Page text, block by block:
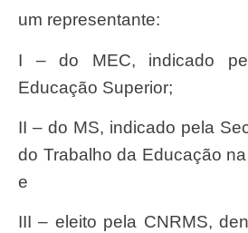
um representante:
I – do MEC, indicado pela Secretaria de
Educação Superior;
II – do MS, indicado pela Secretaria de Gestão
do Trabalho da Educação
e
III – eleito pela CNRMS, dentre os candidatos